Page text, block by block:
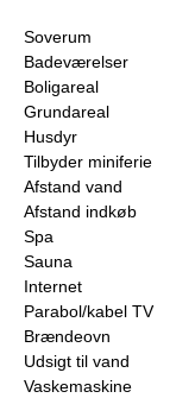
Soverum
Badeværelser
Boligareal
Grundareal
Husdyr
Tilbyder miniferie
Afstand vand
Afstand indkøb
Spa
Sauna
Internet
Parabol/kabel TV
Brændeovn
Udsigt til vand
Vaskemaskine